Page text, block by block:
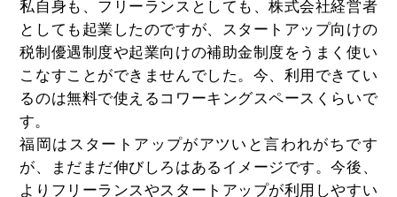
私自身も、フリーランスとしても、株式会社経営者
としても起業したのですが、スタートアップ向けの
税制優遇制度や起業向けの補助金制度をうまく使い
こなすことができませんでした。今、利用できてい
るのは無料で使えるコワーキングスペースくらいで
す。
福岡はスタートアップがアツいと言われがちです
が、まだまだ伸びしろはあるイメージです。今後、
よりフリーランスやスタートアップが利用しやすい